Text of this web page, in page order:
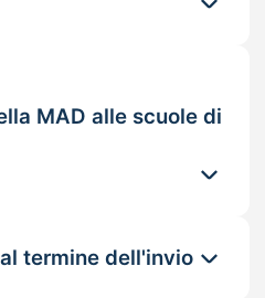
MAD alle scuole di
termine dell'invio